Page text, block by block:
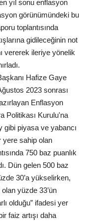
yıl sonu enflasyon
görünümündeki bu
toplantısında
gidileceğinin not
vererek ileriye yönelik
Hafize Gaye
2023 sonrası
Enflasyon
Politikası Kurulu'na
gibi piyasa ve yabancı
yere sahip olan
750 baz puanlık
Dün gelen 500 baz
30’a yükselirken,
yüzde 33’ün
olduğu” ifadesi yer
faiz artışı daha